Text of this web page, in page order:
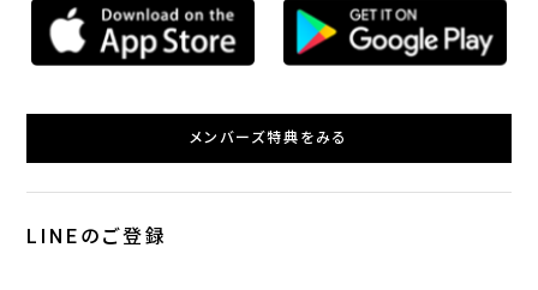
メンバーズ特典をみる
LINEのご登録